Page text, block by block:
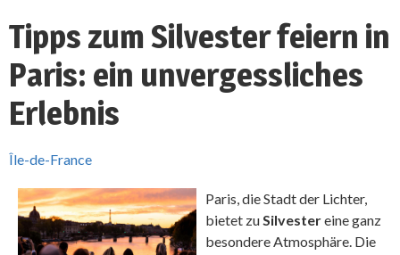
Tipps zum Silvester feiern in
Paris: ein unvergessliches
Erlebnis
Île-de-France
Paris, die Stadt der Lichter,
bietet zuSilvestereine ganz
besondere Atmosphäre. Die